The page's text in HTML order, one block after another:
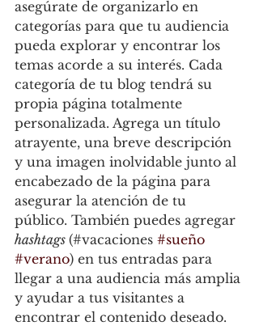
asegúrate de organizarlo en
categorías para que tu audiencia
pueda explorar y encontrar los
temas acorde a su interés. Cada
categoría de tu blog tendrá su
propia página totalmente
personalizada. Agrega un título
atrayente, una breve descripción
y una imagen inolvidable junto al
encabezado de la página para
asegurar la atención de tu
público. También puedes agregar
hashtags (#vacaciones #sueño
#verano) en tus entradas para
llegar a una audiencia más amplia
y ayudar a tus visitantes a
encontrar el contenido deseado.